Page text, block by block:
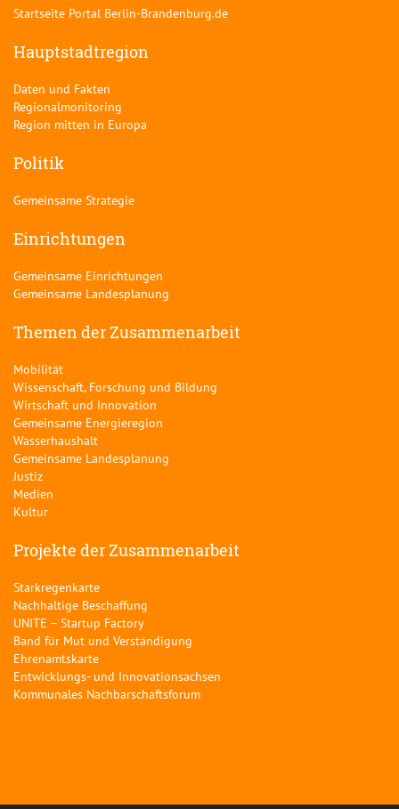
Startseite Portal Berlin-Brandenburg.de
Hauptstadtregion
Daten und Fakten
Regionalmonitoring
Region mitten in Europa
Politik
Gemeinsame Strategie
Einrichtungen
Gemeinsame Einrichtungen
Gemeinsame Landesplanung
Themen der Zusammenarbeit
Mobilität
Wissenschaft, Forschung und Bildung
Wirtschaft und Innovation
Gemeinsame Energieregion
Wasserhaushalt
Gemeinsame Landesplanung
Justiz
Medien
Kultur
Projekte der Zusammenarbeit
Starkregenkarte
Nachhaltige Beschaffung
UNITE – Startup Factory
Band für Mut und Verständigung
Ehrenamtskarte
Entwicklungs- und Innovationsachsen
Kommunales Nachbarschaftsforum